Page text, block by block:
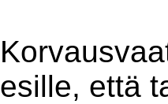
esille, että